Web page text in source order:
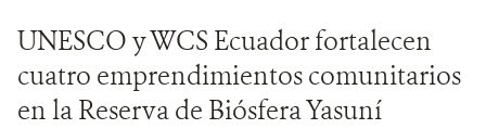
UNESCO y WCS Ecuador fortalecen
cuatro emprendimientos comunitarios
en la Reserva de Biósfera Yasuní